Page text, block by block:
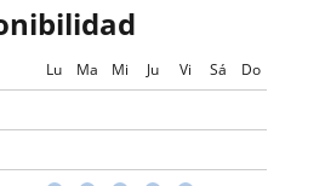
Lu Ma Mi Ju Vi Sá
Do